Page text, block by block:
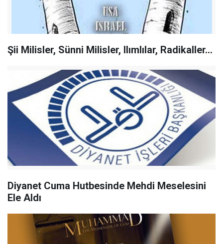
Şii Milisler, Sünni Milisler, Ilımlılar, Radikaller...
Diyanet Cuma Hutbesinde Mehdi Meselesini
Ele Aldı